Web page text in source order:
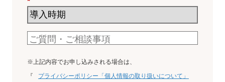
※上記内容でお申し込みされる場合は、
『
プライバシーポリシー「個人情報の取り扱いについて」